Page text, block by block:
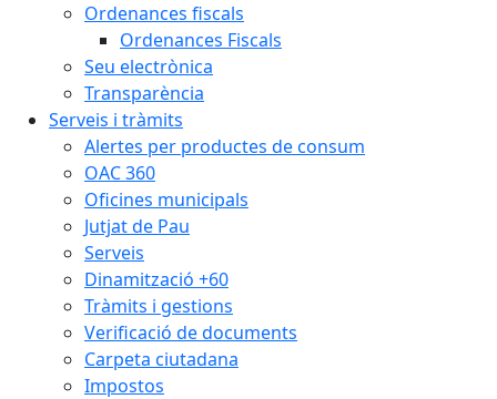
Ordenances fiscals
Ordenances Fiscals
Seu electrònica
Transparència
Serveis i tràmits
Alertes per productes de consum
OAC 360
Oficines municipals
Jutjat de Pau
Serveis
Dinamització +60
Tràmits i gestions
Verificació de documents
Carpeta ciutadana
Impostos